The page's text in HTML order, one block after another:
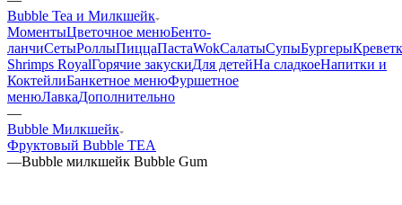
Bubble Tea и Милкшейк
МоментыЦветочное менюБенто-
ланчиСетыРоллыПиццаПастаWokСалатыСупыБургеры
Shrimps RoyalГорячие закускиДля детейНа сладкоеНапитки и
КоктейлиБанкетное менюФуршетное
менюЛавкаДополнительно
—
Bubble Милкшейк
Фруктовый Bubble TEA
—Bubble милкшейк Bubble Gum